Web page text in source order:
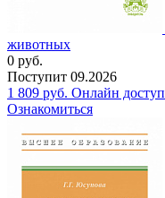
животных
0 руб.
Поступит 09.2026
1 809 руб. Онлайн доступ
Ознакомиться